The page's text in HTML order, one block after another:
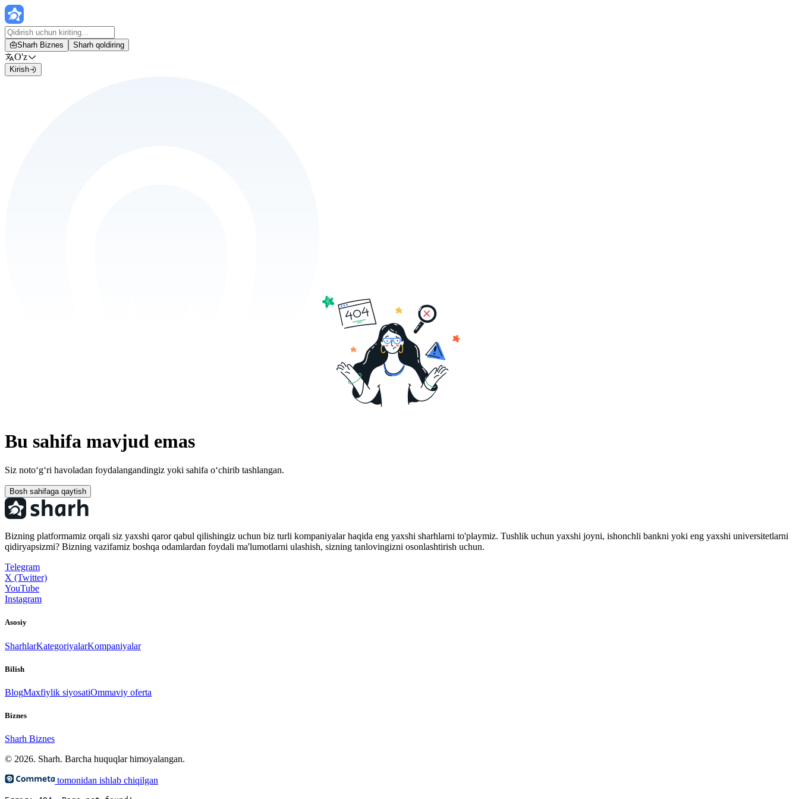
Sharh Biznes Sharh qoldiring
O'z
Kirish
Bu sahifa mavjud emas
Siz noto‘g‘ri havoladan foydalangandingiz yoki sahifa o‘chirib tashlangan.
Bosh sahifaga qaytish
Bizning platformamiz orqali siz yaxshi qaror qabul qilishingiz uchun biz turli kompaniyalar haqida eng yaxshi sharhlarni to'playmiz. Tushlik uchun yaxshi joyni, ishonchli bankni yoki eng yaxshi universitetlarni
qidiryapsizmi? Bizning vazifamiz boshqa odamlardan foydali ma'lumotlarni ulashish, sizning tanlovingizni osonlashtirish uchun.
Telegram
X (Twitter)
YouTube
Instagram
Asosiy
SharhlarKategoriyalarKompaniyalar
Bilish
BlogMaxfiylik siyosatiOmmaviy oferta
Biznes
Sharh Biznes
© 2026. Sharh. Barcha huquqlar himoyalangan.
tomonidan ishlab chiqilgan